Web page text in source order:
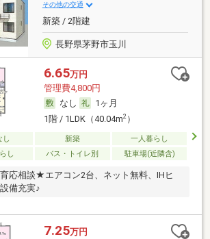
その他の交通
新築 / 2階建
長野県茅野市玉川
6.65万円
管理費4,800円
なし
1ヶ月
1階 / 1LDK（40.04m2）
し 新築
一人暮らし
し
バス・トイレ別 駐車場(近隣含)
応相談★エアコン2台、ネット無料、IHヒ
備充実♪
7.25万円